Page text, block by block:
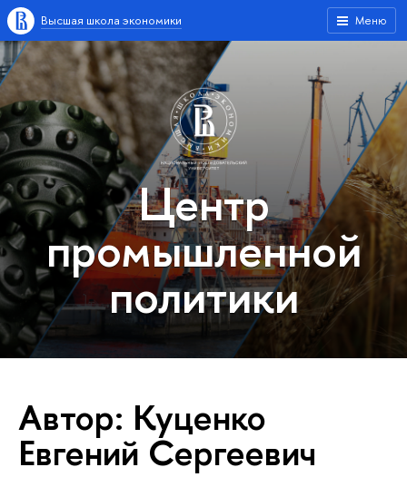
Меню
Высшая школа экономики
Центр
промышленной
политики
Автор: Куценко
Евгений Сергеевич